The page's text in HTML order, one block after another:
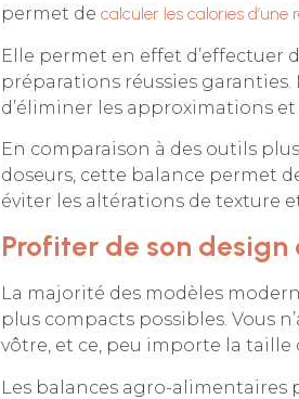
permet de calculer les calories d’une
Elle permet en effet d’effectuer
préparations réussies
d’éliminer les approximations et
En comparaison à des outils
doseurs, cette balance permet
éviter les altérations de texture
Profiter de son
La majorité des modèles
plus compacts possibles. Vous
vôtre, et ce, peu importe la taille
Les balances agro-alimentaires